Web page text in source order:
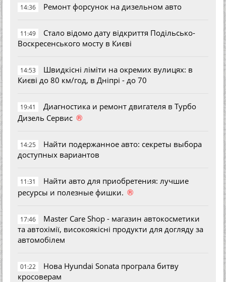
14:36 Ремонт форсунок на дизельном авто
11:49
Стало відомо дату відкриття Подільсько-
Воскресенського мосту в Києві
14:53
Швидкісні ліміти на окремих вулицях: в
Києві до 80 км/год, в Дніпрі - до 70
19:41
Диагностика и ремонт двигателя в Турбо
Дизель Сервис ®
14:25
Найти подержанное авто: секреты выбора
доступных вариантов
11:31
Найти авто для приобретения: лучшие
ресурсы и полезные фишки. ®
17:46
Master Care Shop - магазин автокосметики
та автохімії, високоякісні продукти для догляду за
автомобілем
01:22
Нова Hyundai Sonata програла битву
кросоверам